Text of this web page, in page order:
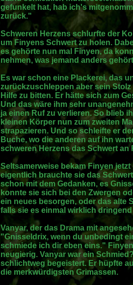
gefunkelt hat, hab ich's
zurück."
Schweren Herzens schlurfte der
um Finyens Schwert zu holen.
es gehörte nun mal Finyen, da
nehmen, was jemand anders
Es war schon eine Plackerei, das
zurückzuschleppen aber sein
Hilfe zu bitten. Er hätte sich zum
Und das wäre ihm sehr
ja einen Ruf zu verlieren. So blieb
kleinen Körper nun zum zweiten
strapazieren. Und so schleifte er
Buche, wo die anderen auf ihn
schweren Herzens das Schwert an
Seltsamerweise bekam Finyen
eigentlich brauchte sie das
schon mit dem Gedanken, es
konnte sie sich bei den Zwergen
ein neues besorgen, oder das alte
falls sie es einmal wirklich
Vanyar, der das Drama mit
"Gnisseldrix, wenn du unbedingt
schmiede ich dir eben eins."
neugierig. Vanyar war ein
schlichtweg begeistert. Er hüpfte
die merkwürdigsten Grimassen.